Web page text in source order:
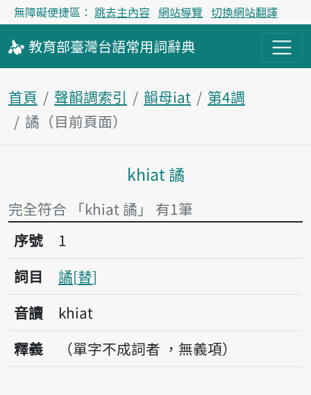
無障礙便捷區： 跳去主內容 網站導覽 切換網站翻譯
教育部臺灣台語常用詞辭典
首頁 聲韻調索引 韻母iat
第4調
譎（目前頁面）
主內容區塊
khiat 譎
完全符合 「khiat 譎」 有1筆
序號1譎
序號
1
詞目
譎 替
音讀
khiat
釋義
（單字不成詞者 ，無義項）